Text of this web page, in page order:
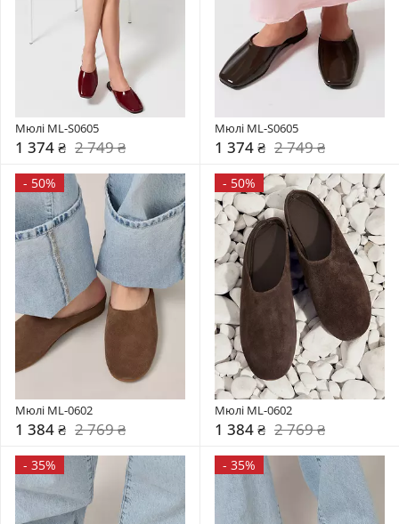
Мюлі ML-S0605
1 374 ₴ 2 749 ₴
Мюлі ML-S0605
1 374 ₴ 2 749 ₴
- 50%
Мюлі ML-0602
1 384 ₴ 2 769 ₴
- 50%
Мюлі ML-0602
1 384 ₴ 2 769 ₴
- 35% - 35%